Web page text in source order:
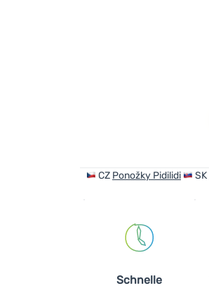
CZ Ponožky Pidilidi SK
Schnelle